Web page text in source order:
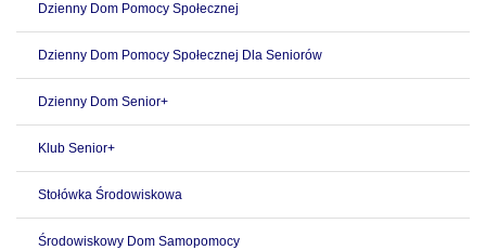
Dzienny Dom Pomocy Społecznej
Dzienny Dom Pomocy Społecznej Dla Seniorów
Dzienny Dom Senior+
Klub Senior+
Stołówka Środowiskowa
Środowiskowy Dom Samopomocy